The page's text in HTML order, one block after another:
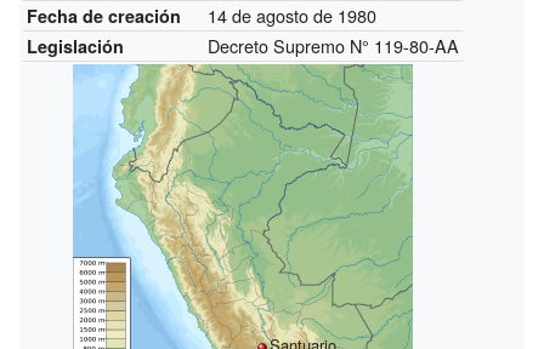
Fecha de creación 14 de agosto de 1980
Legislación Decreto Supremo N° 119-80-AA